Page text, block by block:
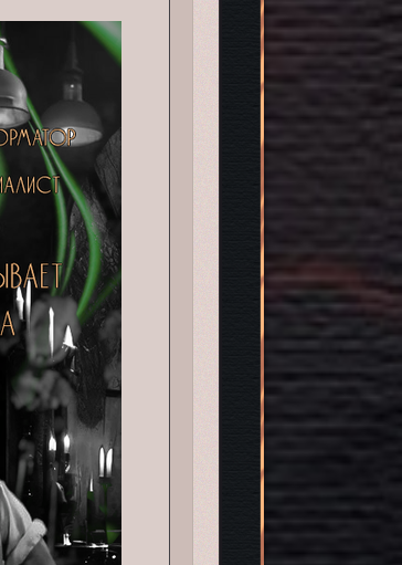
вопросы и обуздать стихию.[/align][/td]
img][/td]
в лес Авидьи бывшие мудрецы, возможно,
древних тайн в джунглях и пустыне.[/align][/td]
img][/td]
энергией, а местные власти борются
заговора и осветить его в нужном ключе.[/
а территории племён подвергаются каждая
а также Эндзё, чтобы им помешать.[/align][/td]